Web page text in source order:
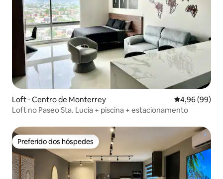
Loft ⋅ Centro de Monterrey 4,96 de uma
4,96 (99)
Loft no Paseo Sta. Lucia + piscina + estacionamento
Preferido dos hóspedes
Preferido dos hóspedes